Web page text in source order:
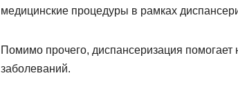
медицинские процедуры в рамках
Помимо прочего, диспансеризация
заболеваний.